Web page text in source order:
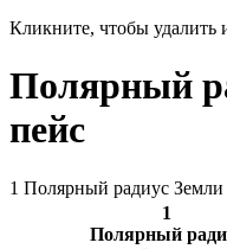
Кликните, чтобы удалить
Полярный
пейс
1 Полярный радиус
1
Полярный